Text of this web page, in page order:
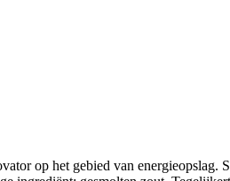
op het gebied van energieopslag.